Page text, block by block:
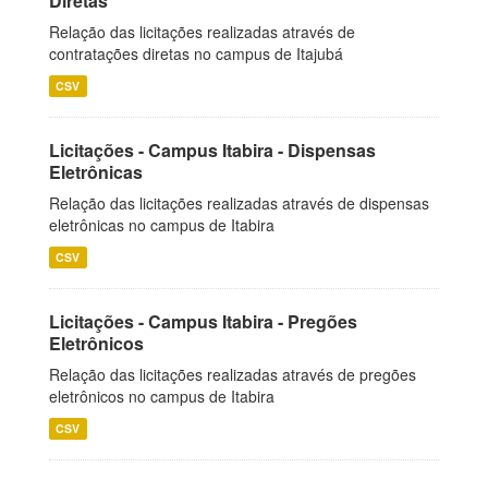
Relação das licitações realizadas através de
contratações diretas no campus de Itajubá
CSV
Licitações - Campus Itabira - Dispensas
Eletrônicas
Relação das licitações realizadas através de dispensas
eletrônicas no campus de Itabira
CSV
Licitações - Campus Itabira - Pregões
Eletrônicos
Relação das licitações realizadas através de pregões
eletrônicos no campus de Itabira
CSV